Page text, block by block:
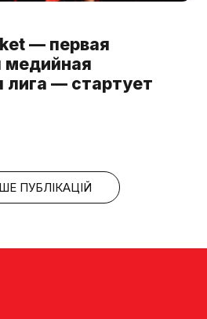
— первая
медийная
лига — стартует
ПУБЛІКАЦІЙ